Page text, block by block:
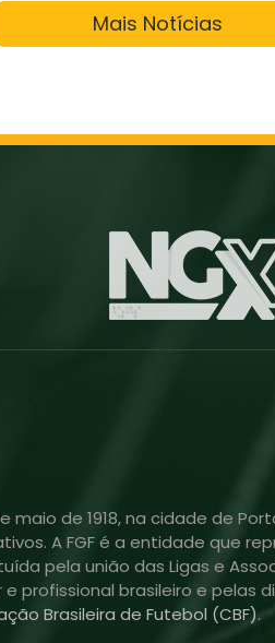
Mais Notícias
maio de 1918, na cidade de
A FGF é a entidade que
pela união das Ligas e
profissional brasileiro e pelas
Brasileira de Futebol (CBF).